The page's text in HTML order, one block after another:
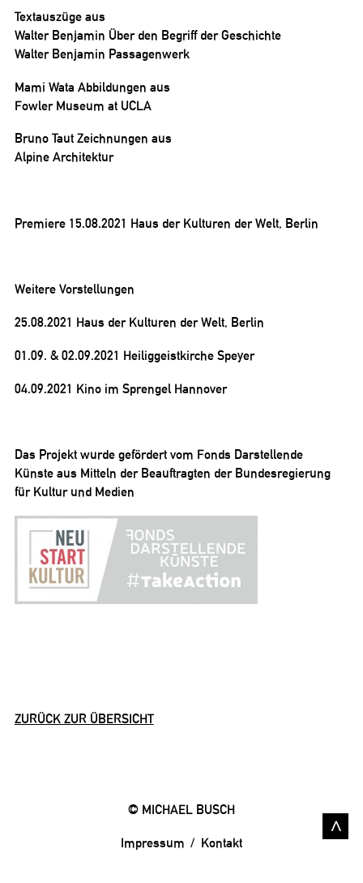
Textauszüge aus
Walter Benjamin Über den Begriff der Geschichte
Walter Benjamin Passagenwerk
Mami Wata Abbildungen aus
Fowler Museum at UCLA
Bruno Taut Zeichnungen aus
Alpine Architektur
Premiere 15.08.2021 Haus der Kulturen der Welt, Berlin
Weitere Vorstellungen
25.08.2021 Haus der Kulturen der Welt, Berlin
01.09. & 02.09.2021 Heiliggeistkirche Speyer
04.09.2021 Kino im Sprengel Hannover
Das Projekt wurde gefördert vom Fonds Darstellende
Künste aus Mitteln der Beauftragten der Bundesregierung
für Kultur und Medien
ZURÜCK ZUR ÜBERSICHT
© MICHAEL BUSCH
Impressum Kontakt
>